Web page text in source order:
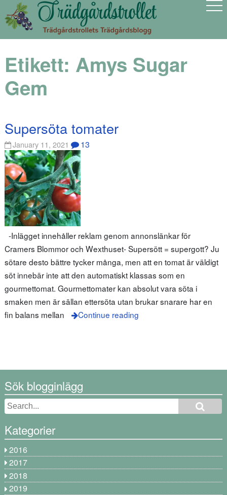
Etikett: Amys Sugar
Gem
Supersöta tomater
January 11, 2021 13
-Inlägget innehåller reklam genom annonslänkar för
Cramers Blommor och Wexthuset- Supersött = supergott? Ju
sötare desto bättre tycker många, men att en tomat är väldigt
söt innebär inte att den automatiskt klassas som en
gourmettomat. Gourmettomater kan absolut vara söta i
smaken men är sällan ettersöta utan brukar snarare har en
fin balans mellan
Continue reading
Sök blogginlägg
Kategorier
2016
2017
2018
2019